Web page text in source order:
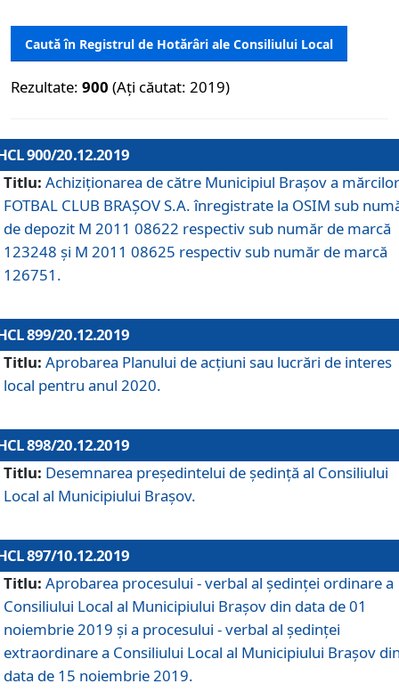
Caută în Registrul de Hotărâri ale Consiliului Local
Rezultate: 900 (Ați căutat: 2019)
900/20.12.2019
Titlu: Achiziționarea de către Municipiul Brașov a mărcilor
FOTBAL CLUB BRAȘOV S.A. înregistrate la OSIM sub
de depozit M 2011 08622 respectiv sub număr de marcă
123248 și M 2011 08625 respectiv sub număr de marcă
126751.
899/20.12.2019
Titlu: Aprobarea Planului de acţiuni sau lucrări de interes
local pentru anul 2020.
898/20.12.2019
Titlu: Desemnarea preşedintelui de şedinţă al Consiliului
Local al Municipiului Braşov.
897/10.12.2019
Titlu: Aprobarea procesului - verbal al şedinţei ordinare a
Consiliului Local al Municipiului Brașov din data de 01
noiembrie 2019 și a procesului - verbal al ședinței
extraordinare a Consiliului Local al Municipiului Brașov
data de 15 noiembrie 2019.